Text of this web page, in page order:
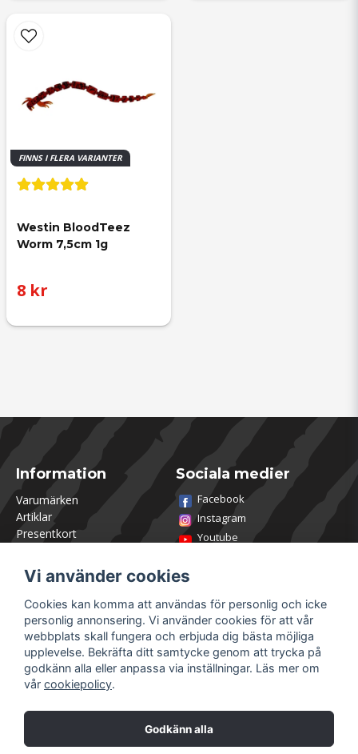
FINNS I FLERA VARIANTER
Westin BloodTeez
Worm 7,5cm 1g
8 kr
Information
Varumärken
Artiklar
Presentkort
Om Utklasad
Team Utklasad
Recensera och vinn
Öppettider Lagershop
Jobba hos oss
Returer
Villkor & Policy
Sociala medier
Facebook
Instagram
Youtube
Registrera dig
Vi använder cookies
Cookies kan komma att användas för personlig och icke
personlig annonsering. Vi använder cookies för att vår
webbplats skall fungera och erbjuda dig bästa möjliga
upplevelse. Bekräfta ditt samtycke genom att trycka på
godkänn alla eller anpassa via inställningar. Läs mer om
vår cookiepolicy.
Godkänn alla